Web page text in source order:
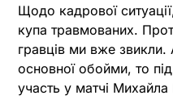
Щодо кадрової
купа травмованих.
гравців ми вже звикли.
основної обойми, то
участь у матчі